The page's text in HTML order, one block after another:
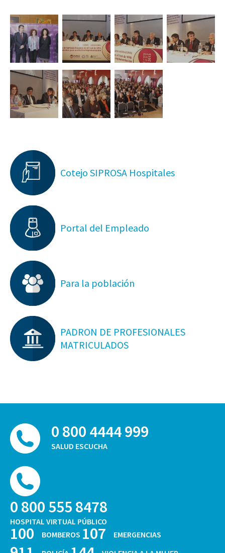
Cotejo SIPROSA Hospitales
Portal del Empleado
Para la población
PADRON DE PROFESIONALES
MATRICULADOS
0 800 4444 999
SALUD ESCUCHA
0 800 555 8478
HOSPITAL VIRTUAL PÚBLICO
100 BOMBEROS 107 EMERGENCIAS